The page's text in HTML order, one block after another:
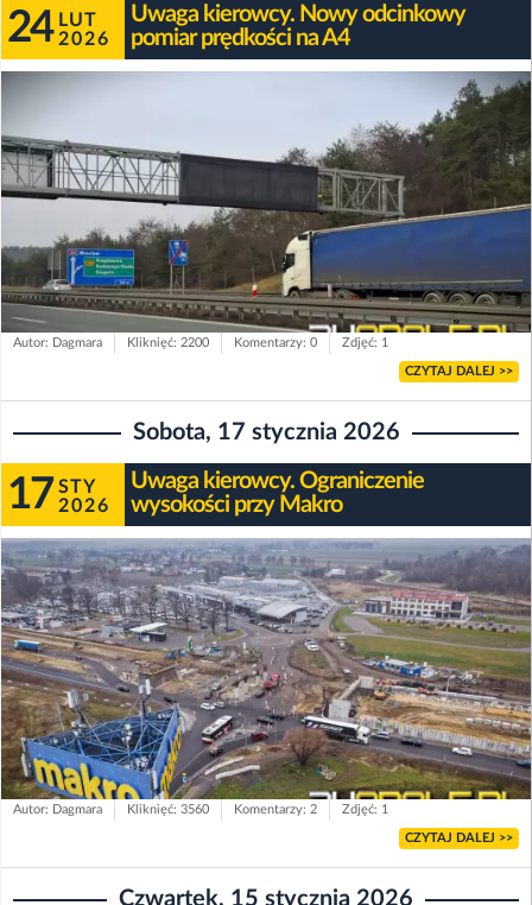
24 LUT
2026
Uwaga kierowcy. Nowy odcinkowy
pomiar prędkości na A4
Autor: Dagmara Kliknięć: 2200 Komentarzy: 0 Zdjęć: 1
CZYTAJ DALEJ >>
Sobota, 17 stycznia 2026
17 STY
2026
Uwaga kierowcy. Ograniczenie
wysokości przy Makro
Autor: Dagmara Kliknięć: 3560 Komentarzy: 2 Zdjęć: 1
CZYTAJ DALEJ >>
Czwartek, 15 stycznia 2026